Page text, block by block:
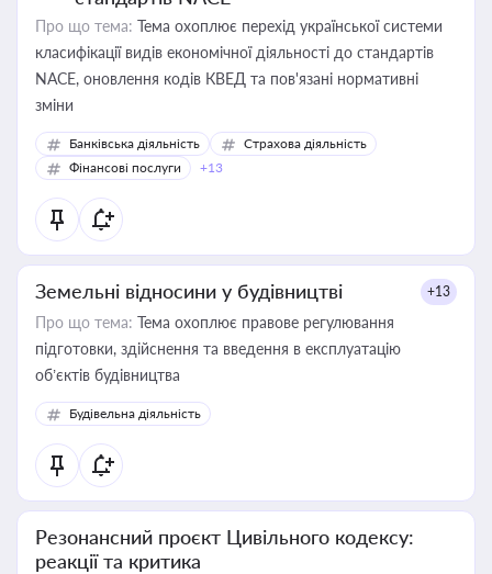
Про що тема: Тема охоплює перехід української системи
класифікації видів економічної діяльності до стандартів
NACE, оновлення кодів КВЕД та пов'язані нормативні
зміни
Банківська діяльність
Страхова діяльність
Фінансові послуги
+13
Земельні відносини у будівництві +13
Про що тема: Тема охоплює правове регулювання
підготовки, здійснення та введення в експлуатацію
об’єктів будівництва
Будівельна діяльність
Резонансний проєкт Цивільного кодексу:
реакції та критика